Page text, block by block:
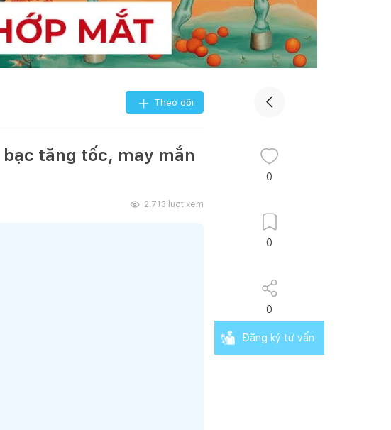
Theo dõi
tăng tốc, may mắn
2.713 lượt xem
0
0
0
Đăng ký tư vấn